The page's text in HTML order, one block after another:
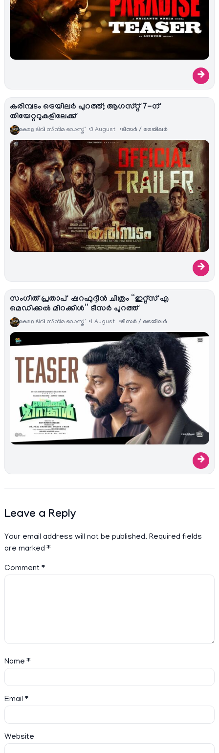
→
കരിമ്പടം ട്രെയിലർ പുറത്ത്; ആഗസ്റ്റ് 7-ന്
തിയേറ്ററുകളിലേക്ക്
കേരള ടിവി സിനിമ ഡെസ്ക് 3 August ടീസര്‍ / ട്രെയിലര്‍
→
സംഗീത് പ്രതാപ്–ഷറഫുദ്ദീൻ ചിത്രം “ഇറ്റ്സ് എ
മെഡിക്കൽ മിറക്കിൾ” ടീസർ പുറത്ത്
കേരള ടിവി സിനിമ ഡെസ്ക് 1 August ടീസര്‍ / ട്രെയിലര്‍
→
Leave a Reply
Your email address will not be published. Required fields
are marked*
Comment*
Name*
Email*
Website